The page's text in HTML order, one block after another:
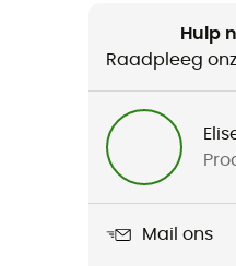
Fiets / Cyclotourisme
Back-Roller Free
Hulp
Raadpleeg
Mail ons